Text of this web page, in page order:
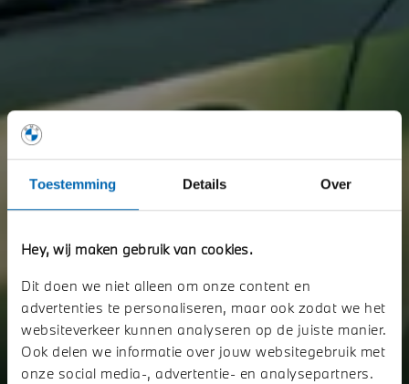
Toestemming Details Over
Hey, wij maken gebruik van cookies.
Dit doen we niet alleen om onze content en
advertenties te personaliseren, maar ook zodat we het
websiteverkeer kunnen analyseren op de juiste manier.
Ook delen we informatie over jouw websitegebruik met
onze social media-, advertentie- en analysepartners.
BMW Z OCCASIONS.
Bent u op zoek naar een jong gebruikte BMW Z? Ontdek ons actuele
aanbod.